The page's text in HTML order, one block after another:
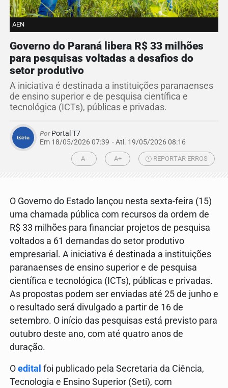
AEN
Governo do Paraná libera R$ 33 milhões
para pesquisas voltadas a desafios do
setor produtivo
A iniciativa é destinada a instituições paranaenses
de ensino superior e de pesquisa científica e
tecnológica (ICTs), públicas e privadas.
PorPortal T7
Em 18/05/2026 07:39 - Atl. 19/05/2026 08:16
A- A+ REPORTAR ERROS
O Governo do Estado lançou nesta sexta-feira (15)
uma chamada pública com recursos da ordem de
R$ 33 milhões para financiar projetos de pesquisa
voltados a 61 demandas do setor produtivo
empresarial. A iniciativa é destinada a instituições
paranaenses de ensino superior e de pesquisa
científica e tecnológica (ICTs), públicas e privadas.
As propostas podem ser enviadas até 25 de junho e
o resultado será divulgado a partir de 16 de
setembro. O início das pesquisas está previsto para
outubro deste ano, com até quatro anos de
duração.
O edital foi publicado pela Secretaria da Ciência,
Tecnologia e Ensino Superior (Seti), com